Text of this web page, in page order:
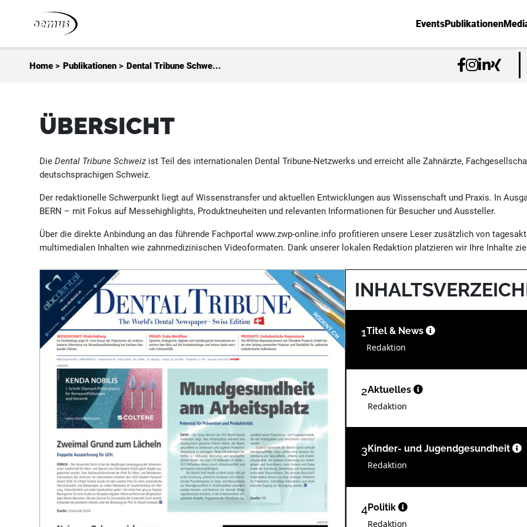
EventsPublikationen
Home > Publikationen > Dental Tribune Schwe...
ÜBERSICHT
DieDental Tribune Schweiz ist Teil des internationalen Dental Tribune-Netzwerks und erreicht alle Zahnärzte,
deutschsprachigen Schweiz.
Der redaktionelle Schwerpunkt liegt auf Wissenstransfer und aktuellen Entwicklungen aus Wissenschaft und Praxis. In
BERN – mit Fokus auf Messehighlights, Produktneuheiten und relevanten Informationen für Besucher und Aussteller.
Über die direkte Anbindung an das führende Fachportal www.zwp-online.info profitieren unsere Leser zusätzlich von
multimedialen Inhalten wie zahnmedizinischen Videoformaten. Dank unserer lokalen Redaktion platzieren wir Ihre Inhalte
1Titel & News
Redaktion
2Aktuelles
Redaktion
3Kinder- und Jugendgesundheit
Redaktion
4Politik
Redaktion